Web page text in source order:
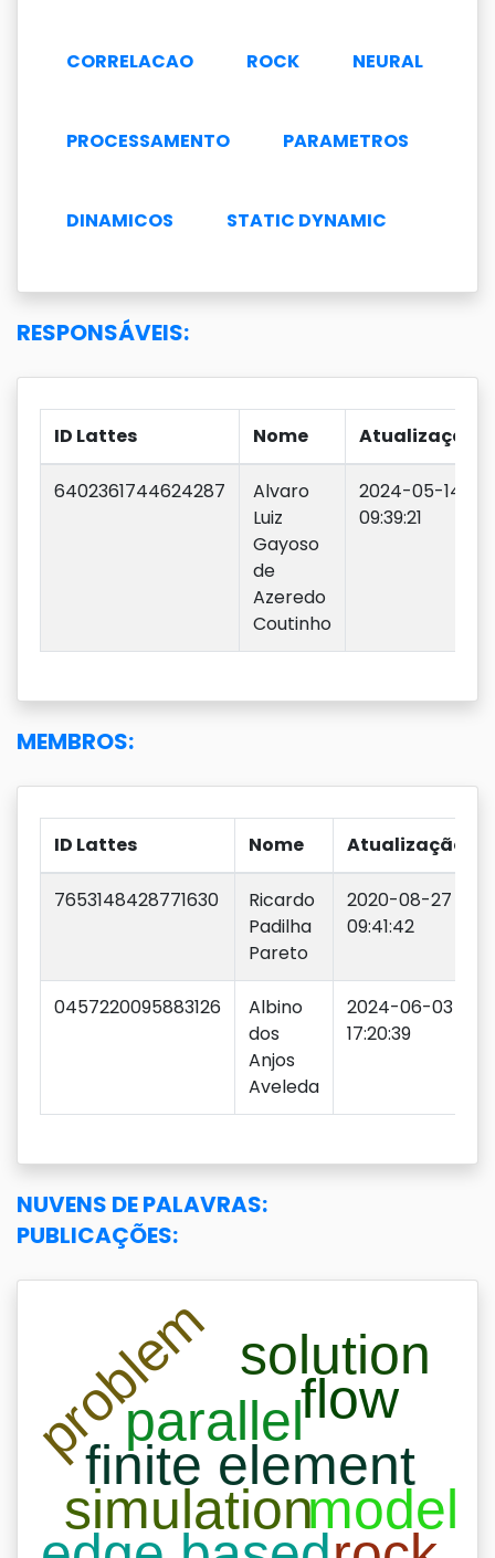
CORRELACAO ROCK NEURAL
PROCESSAMENTO PARAMETROS
DINAMICOS STATIC DYNAMIC
RESPONSÁVEIS:
ID Lattes Nome Atualização
6402361744624287
Alvaro
Luiz
Gayoso
de
Azeredo
Coutinho
2024-05-14
09:39:21
MEMBROS:
ID Lattes Nome Atualização
7653148428771630
Ricardo
Padilha
Pareto
2020-08-27
09:41:42
0457220095883126
Albino
dos
Anjos
Aveleda
2024-06-03
17:20:39
NUVENS DE PALAVRAS:
PUBLICAÇÕES: